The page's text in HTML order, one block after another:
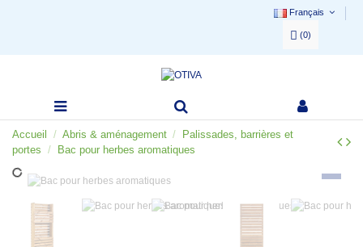
Français
(0)
Accueil Abris & aménagement
Palissades, barrières et
portes
Bac pour herbes aromatiques